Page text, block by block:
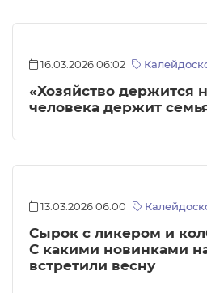
16.03.2026 06:02
«Хозяйство держится
человека держит
13.03.2026 06:00
Сырок с ликером и
С какими новинками
встретили весну